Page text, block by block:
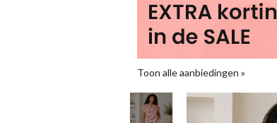
Toon alle aanbiedingen »